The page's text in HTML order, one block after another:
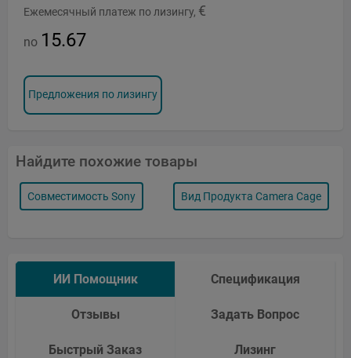
Ежемесячный платеж по лизингу, €
no 15.67
Предложения по лизингу
Найдите похожие товары
Совместимость Sony Вид Продукта Camera Cage
ИИ Помощник Спецификация
Отзывы Задать Вопрос
Быстрый Заказ Лизинг